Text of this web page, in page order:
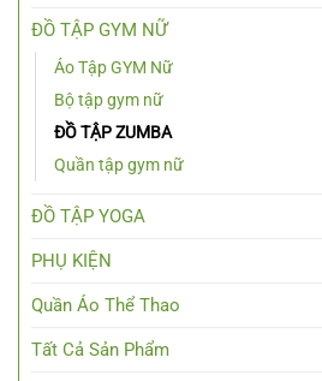
ĐỒ TẬP GYM NỮ
Áo Tập GYM Nữ
Bộ tập gym nữ
ĐỒ TẬP ZUMBA
Quần tập gym nữ
ĐỒ TẬP YOGA
PHỤ KIỆN
Quần Áo Thể Thao
Tất Cả Sản Phẩm